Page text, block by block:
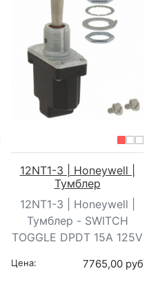
12NT1-3 | Honeywell |
Тумблер
12NT1-3 | Honeywell |
Тумблер - SWITCH
TOGGLE DPDT 15A 125V
Цена: 7765,00 руб